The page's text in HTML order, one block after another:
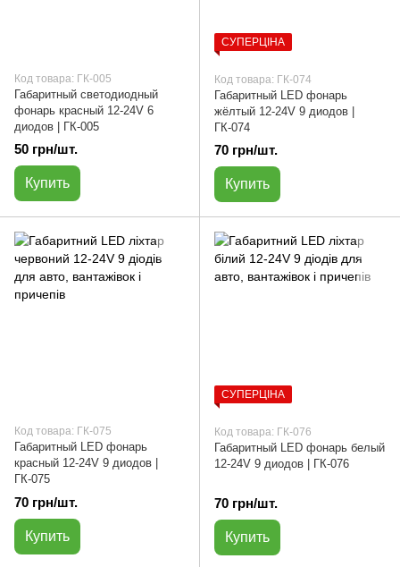
Код товара: ГК-005
Габаритный светодиодный
фонарь красный 12-24V 6
диодов | ГК-005
50 грн/шт.
Купить
СУПЕРЦІНА
Код товара: ГК-074
Габаритный LED фонарь
жёлтый 12-24V 9 диодов |
ГК-074
70 грн/шт.
Купить
Код товара: ГК-075
Габаритный LED фонарь
красный 12-24V 9 диодов |
ГК-075
70 грн/шт.
Купить
СУПЕРЦІНА
Код товара: ГК-076
Габаритный LED фонарь белый
12-24V 9 диодов | ГК-076
70 грн/шт.
Купить